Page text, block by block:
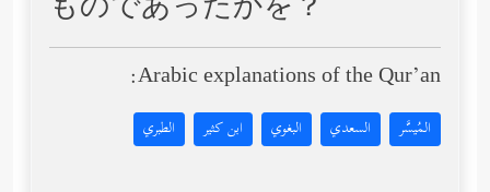
Arabic explanations of the Qur’an:
المُيسَّر السعدي البغوي ابن كثير الطبري